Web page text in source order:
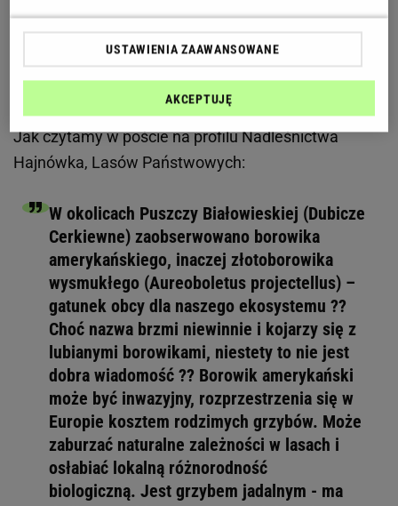
Borowik wysmukły. Grzyb-imigrant w polskich
Jak czytamy w poście na profilu Nadleśnictwa
Hajnówka, Lasów Państwowych:
W okolicach Puszczy Białowieskiej (Dubicze
Cerkiewne) zaobserwowano borowika
amerykańskiego, inaczej złotoborowika
wysmukłego (Aureoboletus projectellus) –
gatunek obcy dla naszego ekosystemu ??
Choć nazwa brzmi niewinnie i kojarzy się z
lubianymi borowikami, niestety to nie jest
dobra wiadomość ?? Borowik amerykański
może być inwazyjny, rozprzestrzenia się w
Europie kosztem rodzimych grzybów. Może
zaburzać naturalne zależności w lasach i
osłabiać lokalną różnorodność
biologiczną. Jest grzybem jadalnym - ma
USTAWIENIA ZAAWANSOWANE
AKCEPTUJĘ